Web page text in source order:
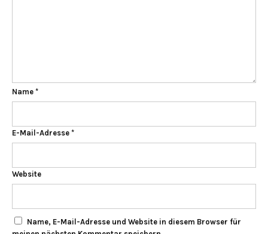
Name *
E-Mail-Adresse *
Website
Name, E-Mail-Adresse und Website in diesem Browser für